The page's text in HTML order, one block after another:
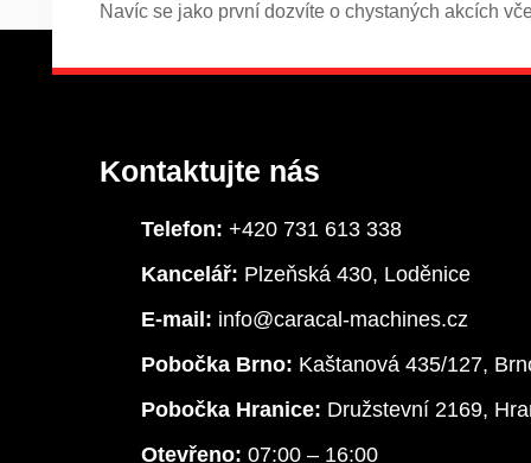
Navíc se jako první dozvíte o chystaných akcích
Kontaktujte nás
Telefon: +420 731 613 338
Kancelář: Plzeňská 430, Loděnice
E-mail: info@caracal-machines.cz
Pobočka Brno: Kaštanová 435/127,
Pobočka Hranice: Družstevní 2169,
Otevřeno: 07:00 – 16:00